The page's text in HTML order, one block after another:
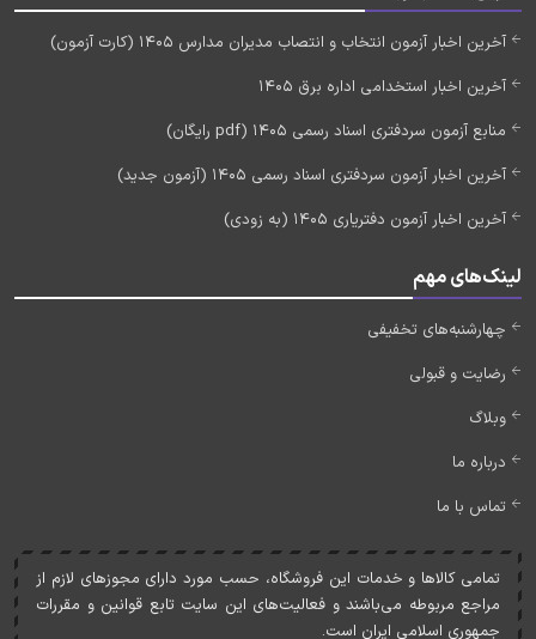
آخرین اخبار آزمون انتخاب و انتصاب مدیران مدارس 1405 (کارت آزمون)
آخرین اخبار استخدامی اداره برق 1405
منابع آزمون سردفتری اسناد رسمی 1405 (pdf رایگان)
آخرین اخبار آزمون سردفتری اسناد رسمی 1405 (آزمون جدید)
آخرین اخبار آزمون دفتریاری 1405 (به زودی)
لینک‌های مهم
چهارشنبه‌های تخفیفی
رضایت و قبولی
وبلاگ
درباره ما
تماس با ما
تمامی کالاها و خدمات اين فروشگاه، حسب مورد دارای مجوزهای لازم از
مراجع مربوطه می‌باشند و فعاليت‌های اين سايت تابع قوانين و مقررات
جمهوری اسلامی ايران است.